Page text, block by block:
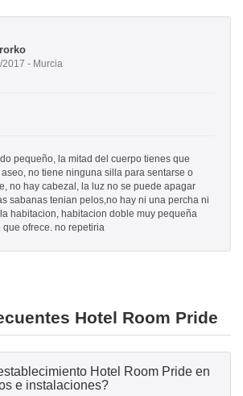
2017 - Murcia
pequeño, la mitad del cuerpo tienes que
no tiene ninguna silla para sentarse o
no hay cabezal, la luz no se puede apagar
sabanas tenian pelos,no hay ni una percha ni
habitacion, habitacion doble muy pequeña
que ofrece. no repetiria
Hotel Room Pride
Hotel Room Pride en
e instalaciones?